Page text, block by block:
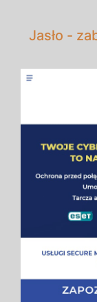
Jasło -